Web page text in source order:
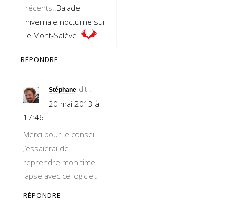
récents..Balade
hivernale nocturne sur
le Mont-Salève
RÉPONDRE
Stéphane dit :
20 mai 2013 à
17:46
Merci pour le conseil.
J’essaierai de
reprendre mon time
lapse avec ce logiciel.
RÉPONDRE